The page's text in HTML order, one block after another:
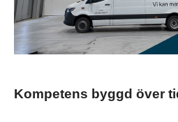
Kompetens byggd över